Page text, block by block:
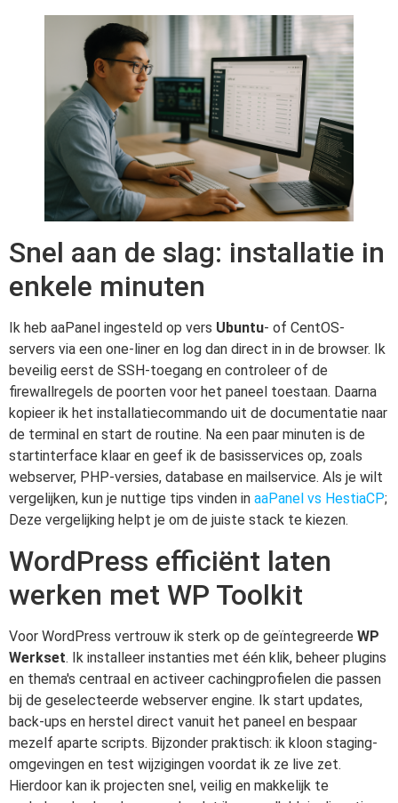
Snel aan de slag: installatie in
enkele minuten
Ik heb aaPanel ingesteld op vers Ubuntu- of CentOS-
servers via een one-liner en log dan direct in in de browser. Ik
beveilig eerst de SSH-toegang en controleer of de
firewallregels de poorten voor het paneel toestaan. Daarna
kopieer ik het installatiecommando uit de documentatie naar
de terminal en start de routine. Na een paar minuten is de
startinterface klaar en geef ik de basisservices op, zoals
webserver, PHP-versies, database en mailservice. Als je wilt
vergelijken, kun je nuttige tips vinden in aaPanel vs HestiaCP;
Deze vergelijking helpt je om de juiste stack te kiezen.
WordPress efficiënt laten
werken met WP Toolkit
Voor WordPress vertrouw ik sterk op de geïntegreerde WP
Werkset. Ik installeer instanties met één klik, beheer plugins
en thema's centraal en activeer cachingprofielen die passen
bij de geselecteerde webserver engine. Ik start updates,
back-ups en herstel direct vanuit het paneel en bespaar
mezelf aparte scripts. Bijzonder praktisch: ik kloon staging-
omgevingen en test wijzigingen voordat ik ze live zet.
Hierdoor kan ik projecten snel, veilig en makkelijk te